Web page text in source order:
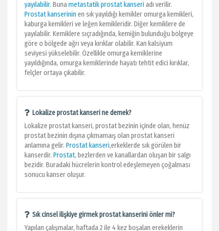
yayılabilir. Bunametastatik prostat kanseri adı verilir.
Prostat kanserinin en sık yayıldığı kemikler omurga kemikleri,
kaburga kemikleri ve leğen kemikleridir. Diğer kemiklere de
yayılabilir. Kemiklere sıçradığında, kemiğin bulunduğu bölgeye
göre o bölgede ağrı veya kırıklar olabilir. Kan kalsiyum
seviyesi yükselebilir. Özellikle omurga kemiklerine
yayıldığında, omurga kemiklerinde hayatı tehtit edici kırıklar,
felçler ortaya çıkabilir.
Lokalize prostat kanseri ne demek?
Lokalize prostat kanseri, prostat bezinin içinde olan, henüz
prostat bezinin dışına çıkmamaış olan prostat kanseri
anlamına gelir. Prostat kanseri,erkeklerde sık görülen bir
kanserdir. Prostat, bezlerden ve kanallardan oluşan bir salgı
bezidir. Buradaki hücrelerin kontrol edeşlemeyen çoğalması
sonucu kanser oluşur.
Sık cinsel ilişkiye girmek prostat kanserini önler mi?
Yapılan çalışmalar, haftada 2 ile 4 kez boşalan erekeklerin